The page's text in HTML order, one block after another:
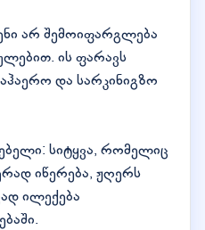
არ შემოიფარგლება
ის ფარავს
და სარკინიგზო
სიტყვა, რომელიც
იწერება, ჟღერს
ილექება